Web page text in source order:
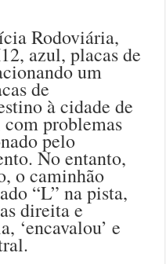
Rodoviária,
azul, placas de
um
de
à cidade de
problemas
pelo
No entanto,
o caminhão
“L” na pista,
direita e
‘encavalou’ e